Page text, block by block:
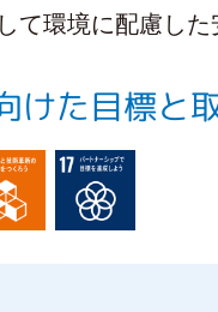
て環境に配慮し
けた目標と